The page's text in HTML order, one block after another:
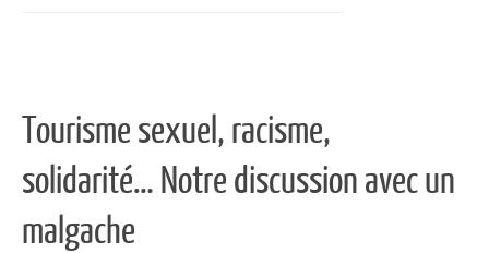
Tourisme sexuel, racisme,
solidarité… Notre discussion avec un
malgache